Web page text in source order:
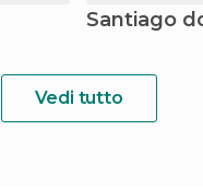
Santiago
Vedi tutto